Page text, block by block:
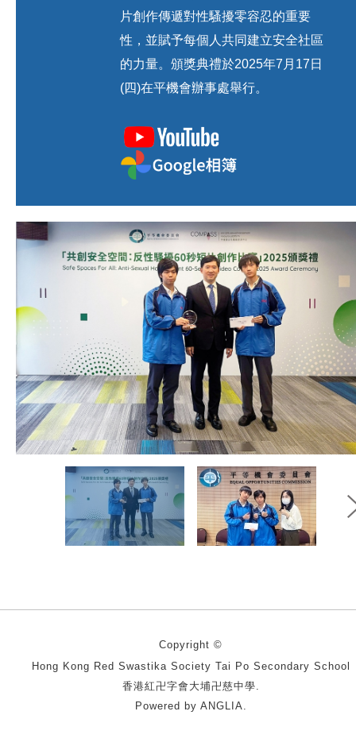
片創作傳遞對性騷擾零容忍的重要
性，並賦予每個人共同建立安全社區
的力量。頒獎典禮於2025年7月17日
(四)在平機會辦事處舉行。
Copyright ©
Hong Kong Red Swastika Society Tai Po Secondary School
香港紅卍字會大埔卍慈中學.
Powered by ANGLIA.